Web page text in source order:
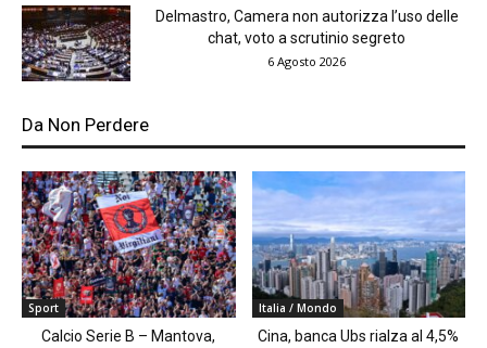
Delmastro, Camera non autorizza l’uso delle
chat, voto a scrutinio segreto
6 Agosto 2026
Da Non Perdere
Sport
Calcio Serie B – Mantova,
Italia / Mondo
Cina, banca Ubs rialza al 4,5%